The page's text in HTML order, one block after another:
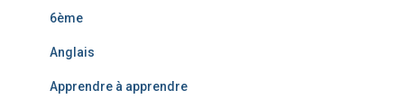
6ème
Anglais
Apprendre à apprendre